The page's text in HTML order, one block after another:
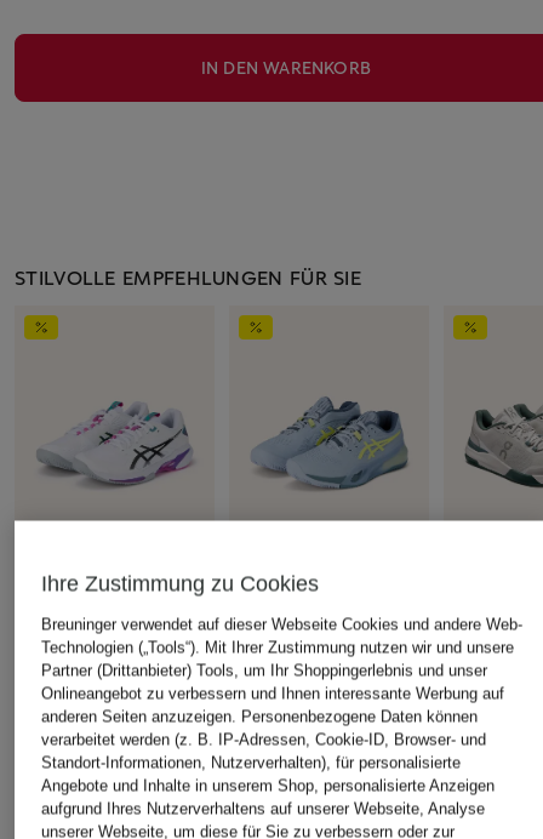
IN DEN WARENKORB
STILVOLLE EMPFEHLUNGEN FÜR SIE
Tennisschuhe
SOLUTION SPEED FF 4
CLAY
CHF 119
Ursprünglich:CHF 199
Tennisschuhe GEL-
RESOLUTION X CLAY
CHF 149
Ursprünglich:CHF 199
ROGER
PRO
CHF 149
Ursprünglich:
ÄHNLICHE ARTIKEL ENTDECKEN
Ihre Zustimmung zu Cookies
Breuninger verwendet auf dieser Webseite Cookies und andere Web-
Technologien („Tools“). Mit Ihrer Zustimmung nutzen wir und unsere
Partner (Drittanbieter) Tools, um Ihr Shoppingerlebnis und unser
Onlineangebot zu verbessern und Ihnen interessante Werbung auf
anderen Seiten anzuzeigen. Personenbezogene Daten können
verarbeitet werden (z. B. IP-Adressen, Cookie-ID, Browser- und
Standort-Informationen, Nutzerverhalten), für personalisierte
Angebote und Inhalte in unserem Shop, personalisierte Anzeigen
aufgrund Ihres Nutzerverhaltens auf unserer Webseite, Analyse
unserer Webseite, um diese für Sie zu verbessern oder zur